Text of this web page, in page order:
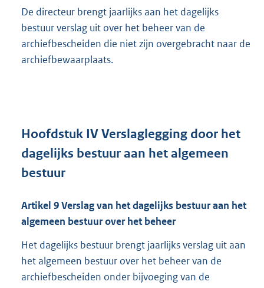
De directeur brengt jaarlijks aan het dagelijks
bestuur verslag uit over het beheer van de
archiefbescheiden die niet zijn overgebracht naar de
archiefbewaarplaats.
Hoofdstuk IV Verslaglegging door het
dagelijks bestuur aan het algemeen
bestuur
Artikel 9Verslag van het dagelijks bestuur aan het
algemeen bestuur over het beheer
Het dagelijks bestuur brengt jaarlijks verslag uit aan
het algemeen bestuur over het beheer van de
archiefbescheiden onder bijvoeging van de